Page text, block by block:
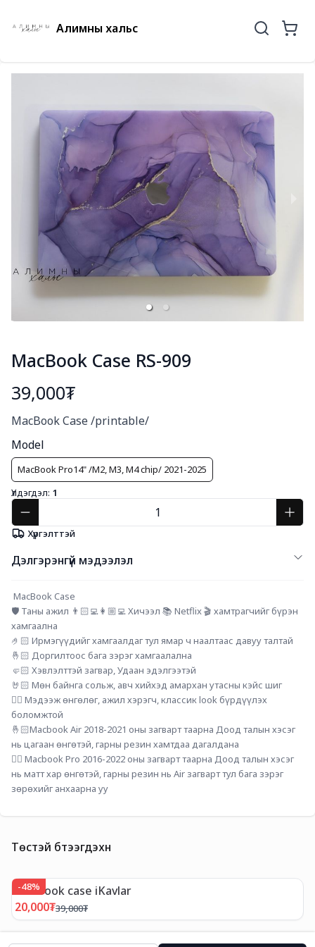
Алимны хальс
MacBook Case RS-909
39,000₮
MacBook Case /printable/
Model
MacBook Pro14" /M2, M3, M4 chip/ 2021-2025
Үлдэгдэл: 1
Хүргэлттэй
Дэлгэрэнгүй мэдээлэл
MacBook Case
🛡️ Таны ажил 👨🏻‍💻👩🏼‍💻 Хичээл 📚 Netflix 🎬 хамтрагчийг бүрэн
хамгаална
🤌🏻 Ирмэгүүдийг хамгаалдаг тул ямар ч наалтаас давуу талтай
🤞🏻 Доргилтоос бага зэрэг хамгаалална
🤛🏻 Хэвлэлттэй загвар, Удаан эдэлгээтэй
🤘🏻 Мөн байнга сольж, авч хийхэд амархан утасны кэйс шиг
👌🏻 Мэдээж өнгөлөг, ажил хэрэгч, классик look бүрдүүлэх
боломжтой
🤞🏻Macbook Air 2018-2021 оны загварт таарна Доод талын хэсэг
нь цагаан өнгөтэй, гарны резин хамтдаа дагалдана
👉🏻 Macbook Pro 2016-2022 оны загварт таарна Доод талын хэсэг
нь матт хар өнгөтэй, гарны резин нь Air загварт тул бага зэрэг
зөрөхийг анхаарна уу
Төстэй бүтээгдэхүүн
-48%
MacBook case iKavlar
20,000₮39,000₮